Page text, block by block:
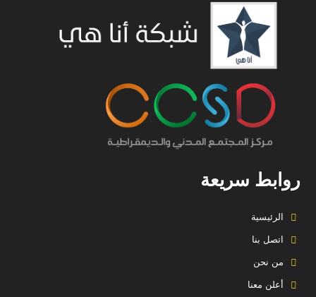
روابط سريعة
الرئيسية
اتصل بنا
من نحن
أعلن معنا